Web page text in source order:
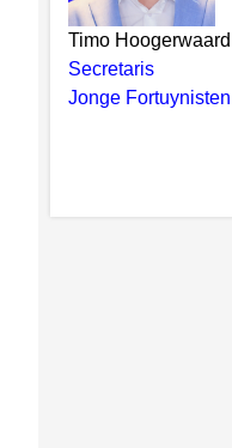
Timo Hoogerwaard
Secretaris
Jonge Fortuynisten